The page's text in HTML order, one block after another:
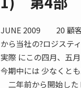
JUNE 2009 20 顧客
から当社の?ロジステ
実際 にこの四月、五
今期中には 少なくと
二年前から開始した